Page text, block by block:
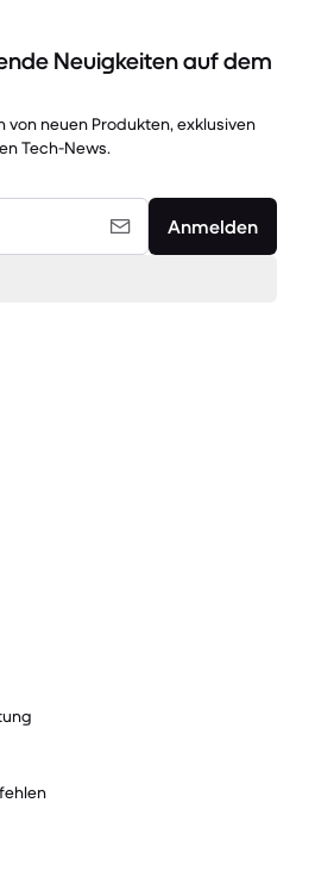
Neuigkeiten auf dem
von neuen Produkten, exklusiven
Tech-News.
Anmelden